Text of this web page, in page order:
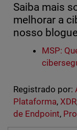
Saiba mais
melhorar a
nosso
MSP:
Registrado por:
Plataforma, XDR
de Endpoint,